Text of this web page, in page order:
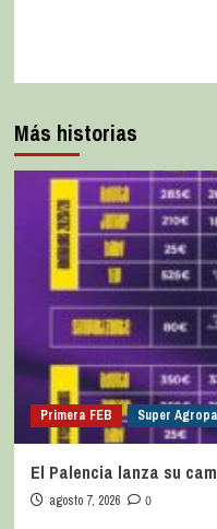
Más historias
Primera FEB Super
El Palencia lanza su
agosto 7, 2026 0